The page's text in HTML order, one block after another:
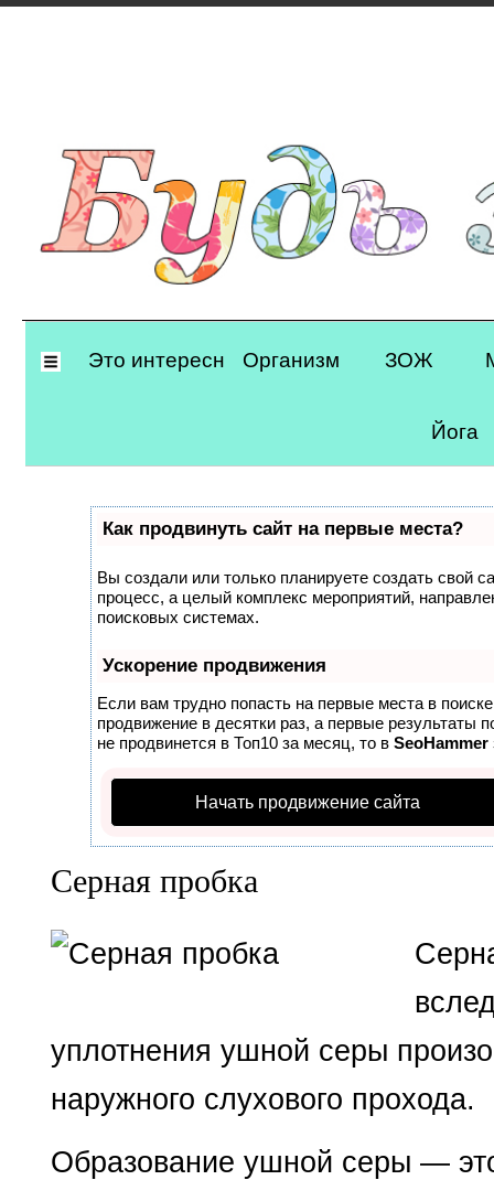
Navigation
Это интересно Организм ЗОЖ
Йога
Как продвинуть сайт на первые места?
Вы создали или только планируете создать свой
процесс, а целый комплекс мероприятий,
поисковых системах.
Ускорение продвижения
Если вам трудно попасть на первые места в
продвижение в десятки раз, а первые результаты
не продвинется в Топ10 за месяц, то в SeoHammer
Начать продвижение сайта
Серная пробка
уплотнения ушной серы
наружного слухового прохода.
Образование ушной серы —